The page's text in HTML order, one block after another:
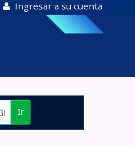
Ingresar a su cuenta
Ir